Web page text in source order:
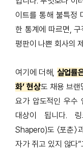
이트를 통해 불특정
한 통계에 따르면,
평판이 나쁜 회사의
여기에 더해, 실업률
화’ 현상도 채용 브랜
요가 압도적인 우수
대상이 됩니다. 링
Shapero)도 〈포춘
자가 쥐고 있지 않다